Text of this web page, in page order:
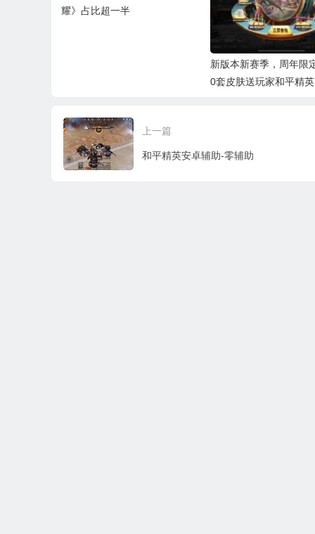
耀》占比超一半
新版本新赛季，周年限
0套皮肤送玩家和平精英
上一篇
和平精英安卓辅助-零辅助